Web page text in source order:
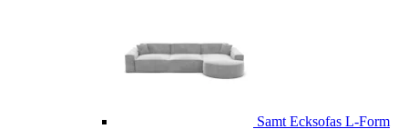
Samt Ecksofas L-Form